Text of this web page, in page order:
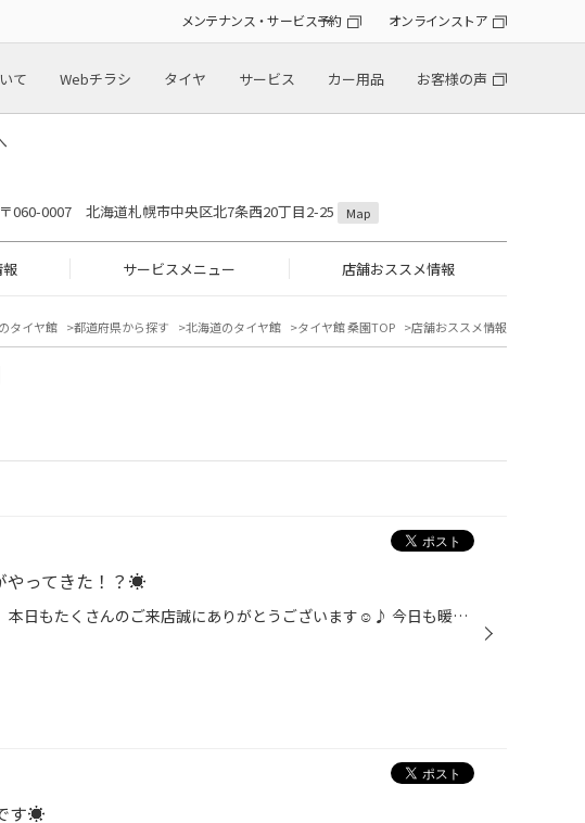
メンテナンス・サービス予約 オンラインストア
て Webチラシ タイヤ サービス カー用品 お客様の声
〒060-0007 北海道札幌市中央区北7条西20丁目2-25 Map
報 サービスメニュー 店舗おススメ情報
タイヤ館 都道府県から探す 北海道のタイヤ館 タイヤ館 桑園TOP 店舗おススメ情報
やってきた！？☀
皆様こんにちは！！ 本日もたくさんのご来店誠にありがとうございます☺♪ 今日も暖かいですねー！！ 明日から更に気温が上がるみたいです！ 日曜日、月曜日と30度超えるみたいですね☀ 夏日を通り過ごしてもう真夏なのか？ 久々の真夏日楽しみたいです♫ こんなに天気が良い日が続くと お出掛けの予定...
す☀